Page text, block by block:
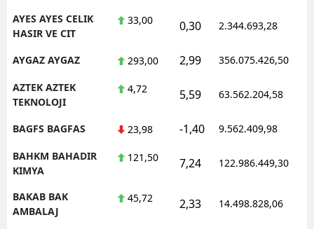
AYES AYES CELIK
HASIR VE CIT
33,00 0,30 2.344.693,28
AYGAZ AYGAZ 293,00 2,99 356.075.426,50
AZTEK AZTEK
TEKNOLOJI
4,72 5,59 63.562.204,58
BAGFS BAGFAS 23,98 -1,40 9.562.409,98
BAHKM BAHADIR
KIMYA
121,50 7,24 122.986.449,30
BAKAB BAK
AMBALAJ
45,72 2,33 14.498.828,06